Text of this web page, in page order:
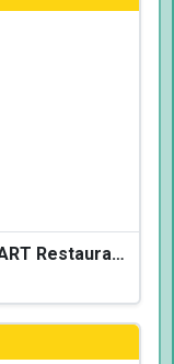
Βραδιά με μπουζούκι στο Island ART Restaurant